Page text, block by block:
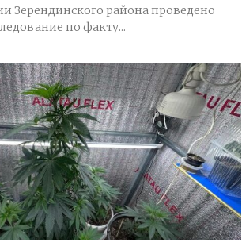
Зерендинского района проведено
по факту...